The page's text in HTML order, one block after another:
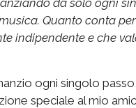
Quanto conta
indipendente e che
ogni singolo
speciale al mio